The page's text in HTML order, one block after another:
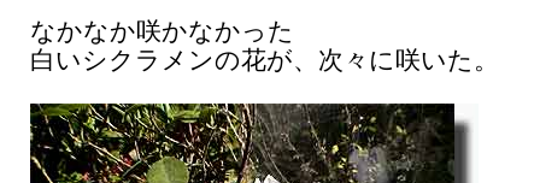
なかなか咲かなかった
白いシクラメンの花が、次々に咲いた。